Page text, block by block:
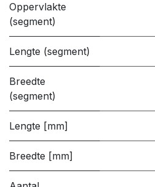
Oppervlakte
(segment)
Lengte (segment)
Breedte
(segment)
Lengte [mm]
Breedte [mm]